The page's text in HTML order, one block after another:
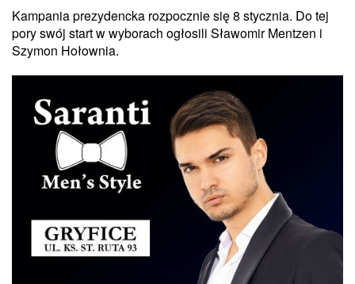
Kampania prezydencka rozpocznie się 8 stycznia. Do tej
pory swój start w wyborach ogłosili Sławomir Mentzen i
Szymon Hołownia.